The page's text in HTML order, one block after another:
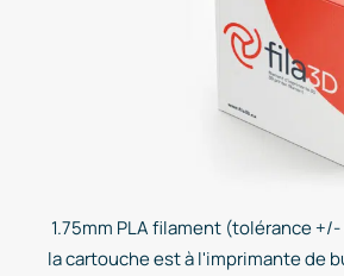
1.75mm PLA filament (tolérance
la cartouche est à l'imprimante de